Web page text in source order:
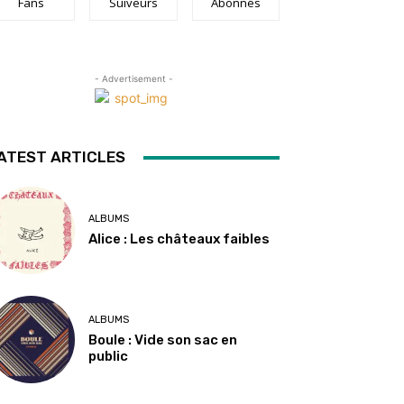
- Advertisement -
ARTICLES
ALBUMS
Alice : Les châteaux faibles
ALBUMS
Boule : Vide son sac en
public